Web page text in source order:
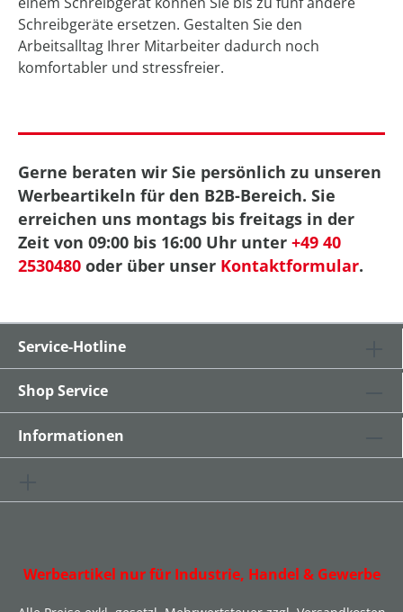
Schreibgeräte ersetzen. Gestalten Sie den
Arbeitsalltag Ihrer Mitarbeiter dadurch noch
komfortabler und stressfreier.
Gerne beraten wir Sie persönlich zu unseren
Werbeartikeln für den B2B-Bereich. Sie
erreichen uns montags bis freitags in der
Zeit von 09:00 bis 16:00 Uhr unter +49 40
2530480 oder über unser Kontaktformular.
Service-Hotline
Shop Service
Informationen
Werbeartikel nur für Industrie, Handel & Gewerbe